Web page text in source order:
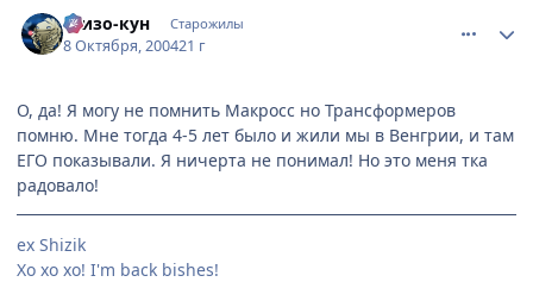
Шизо-кун Старожилы
8 Октября, 200421 г
О, да! Я могу не помнить Макросс но Трансформеров
помню. Мне тогда 4-5 лет было и жили мы в Венгрии, и там
ЕГО показывали. Я ничерта не понимал! Но это меня тка
радовало!
ex Shizik
Хо хо хо! I'm back bishes!